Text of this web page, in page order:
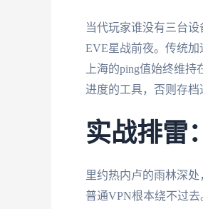
当代玩家谁没有三台
EVE星战前夜。传统
上海的ping值始终维
进度的工具，否则存档
实战排雷
里约热内卢的雨林深
普通VPN根本绕不过